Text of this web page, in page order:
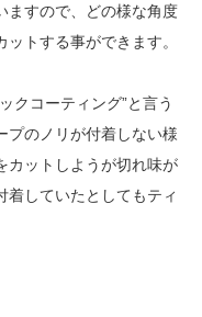
ますので、どの様な角度
トする事ができます。
クコーティング”と言う
プのノリが付着しない様
カットしようが切れ味が
着していたとしてもティ